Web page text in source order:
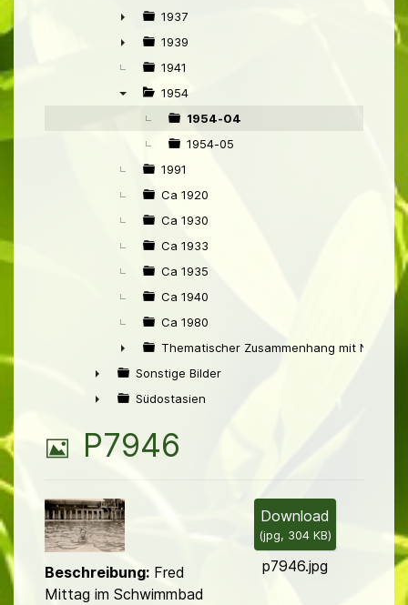
►
►
1937
►
1939
1941
1954
1954-04
1954-05
1991
Ca 1920
Ca 1930
Ca 1933
Ca 1935
Ca 1940
Ca 1980
►
Thematischer Zusammenhang mit Niederl
►
Sonstige Bilder
Südostasien
B
l
d
P7946
Download
(jpg, 304 KB)
p7946.jpg
Beschreibung: Fred
Mittag im Schwimmbad